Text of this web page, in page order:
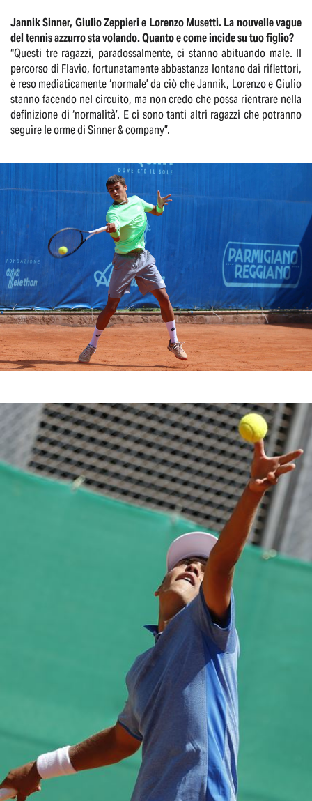
Jannik Sinner, Giulio Zeppieri e Lorenzo Musetti. La nouvelle vague
del tennis azzurro sta volando. Quanto e come incide su tuo figlio?
“Questi tre ragazzi, paradossalmente, ci stanno abituando male. Il
percorso di Flavio, fortunatamente abbastanza lontano dai riflettori,
è reso mediaticamente ‘normale’ da ciò che Jannik, Lorenzo e Giulio
stanno facendo nel circuito, ma non credo che possa rientrare nella
definizione di ‘normalità’. E ci sono tanti altri ragazzi che potranno
seguire le orme di Sinner & company”.